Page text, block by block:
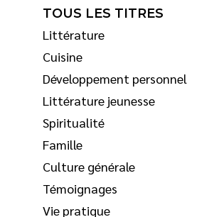
TOUS LES TITRES
Littérature
Cuisine
Développement personnel
Littérature jeunesse
Spiritualité
Famille
Culture générale
Témoignages
Vie pratique